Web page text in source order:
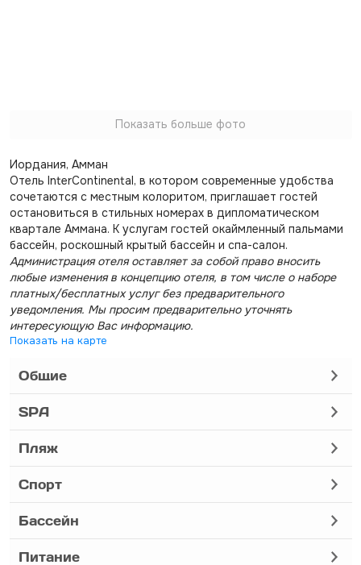
Показать больше фото
Иордания, Амман
Отель InterContinental, в котором современные удобства
сочетаются с местным колоритом, приглашает гостей
остановиться в стильных номерах в дипломатическом
квартале Аммана. К услугам гостей окаймленный пальмами
бассейн, роскошный крытый бассейн и спа-салон.
Администрация отеля оставляет за собой право вносить
любые изменения в концепцию отеля, в том числе о наборе
платных/бесплатных услуг без предварительного
уведомления. Мы просим предварительно уточнять
интересующую Вас информацию.
Показать на карте
Общие
SPA
Пляж
Спорт
Бассейн
Питание